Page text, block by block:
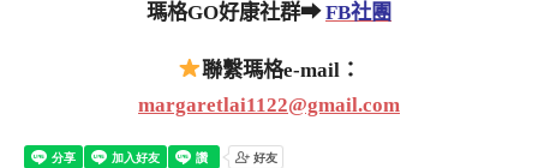
瑪格GO好康社群➡FB社團
聯繫瑪格e-mail：
margaretlai1122@gmail.com